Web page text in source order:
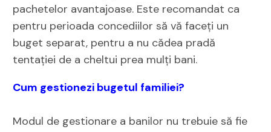
pachetelor avantajoase. Este recomandat ca
pentru perioada concediilor să vă faceți un
buget separat, pentru a nu cădea pradă
tentației de a cheltui prea mulți bani.
Cum gestionezi bugetul familiei?
Modul de gestionare a banilor nu trebuie să fie